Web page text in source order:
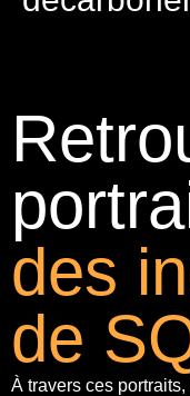
des
de
À travers ces